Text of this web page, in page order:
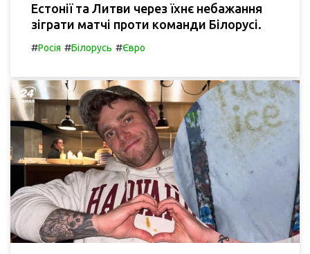
Естонії та Литви через їхнє небажання
зіграти матчі проти команди Білорусі.
#Росія #Білорусь #Євро